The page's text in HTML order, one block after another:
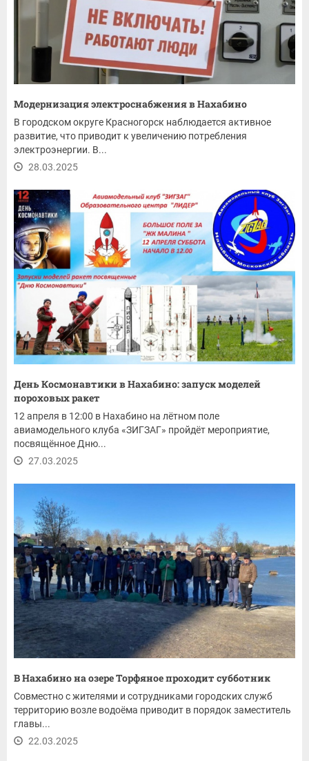
Модернизация электроснабжения в Нахабино
В городском округе Красногорск наблюдается активное
развитие, что приводит к увеличению потребления
электроэнергии. В...
28.03.2025
День Космонавтики в Нахабино: запуск моделей
пороховых ракет
12 апреля в 12:00 в Нахабино на лётном поле
авиамодельного клуба «ЗИГЗАГ» пройдёт мероприятие,
посвящённое Дню...
27.03.2025
В Нахабино на озере Торфяное проходит субботник
Совместно с жителями и сотрудниками городских служб
территорию возле водоёма приводит в порядок заместитель
главы...
22.03.2025